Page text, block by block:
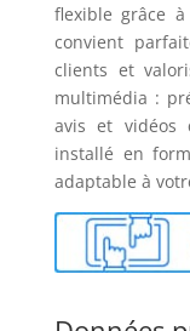
flexible grâce
convient
clients et
multimédia :
avis et vidéos
installé en
adaptable à